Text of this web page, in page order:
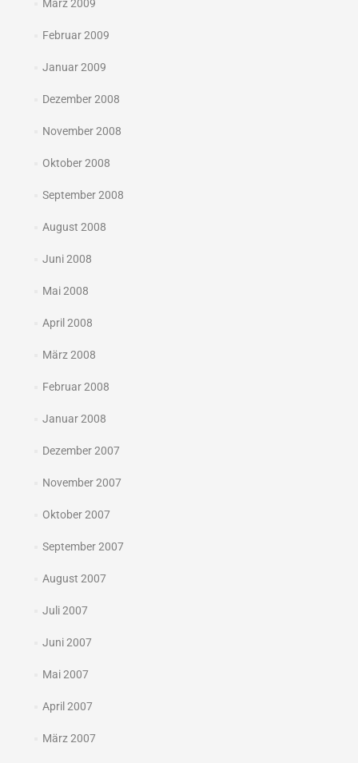
März 2009
Februar 2009
Januar 2009
Dezember 2008
November 2008
Oktober 2008
September 2008
August 2008
Juni 2008
Mai 2008
April 2008
März 2008
Februar 2008
Januar 2008
Dezember 2007
November 2007
Oktober 2007
September 2007
August 2007
Juli 2007
Juni 2007
Mai 2007
April 2007
März 2007